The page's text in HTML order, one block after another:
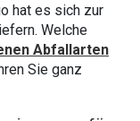
hat es sich zur
Welche
Abfallarten
Sie ganz